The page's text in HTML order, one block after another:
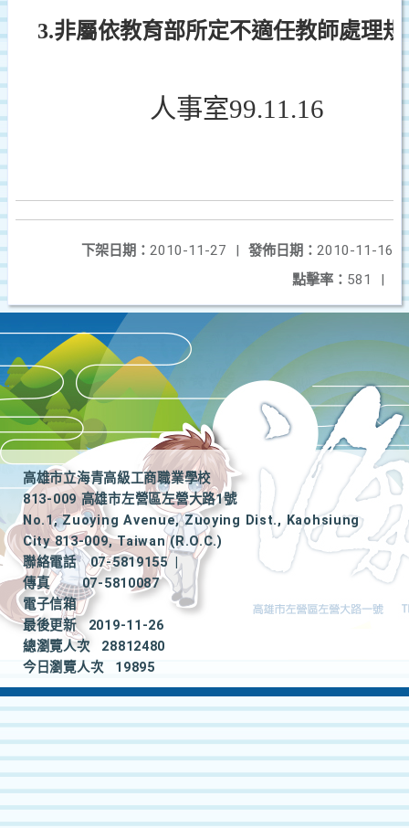
3.非屬依教育部所定不適任教師處理
人事室99.1 1.16
發佈日期： 2010-11-16
下架日期： 2010-11-27
|
點擊率： 581 |
高雄市立海青高級工商職業學校
813-009 高雄市左營區左營大路1號
No.1, Zuoying Avenue, Zuoying Dist., Kaohsiung
City 813-009, Taiwan (R.O.C.)
聯絡電話
07-5819155
|
傳真
07-5810087
電子信箱
最後更新
2019-11-26
總瀏覽人次
28812480
今日瀏覽人次
19895